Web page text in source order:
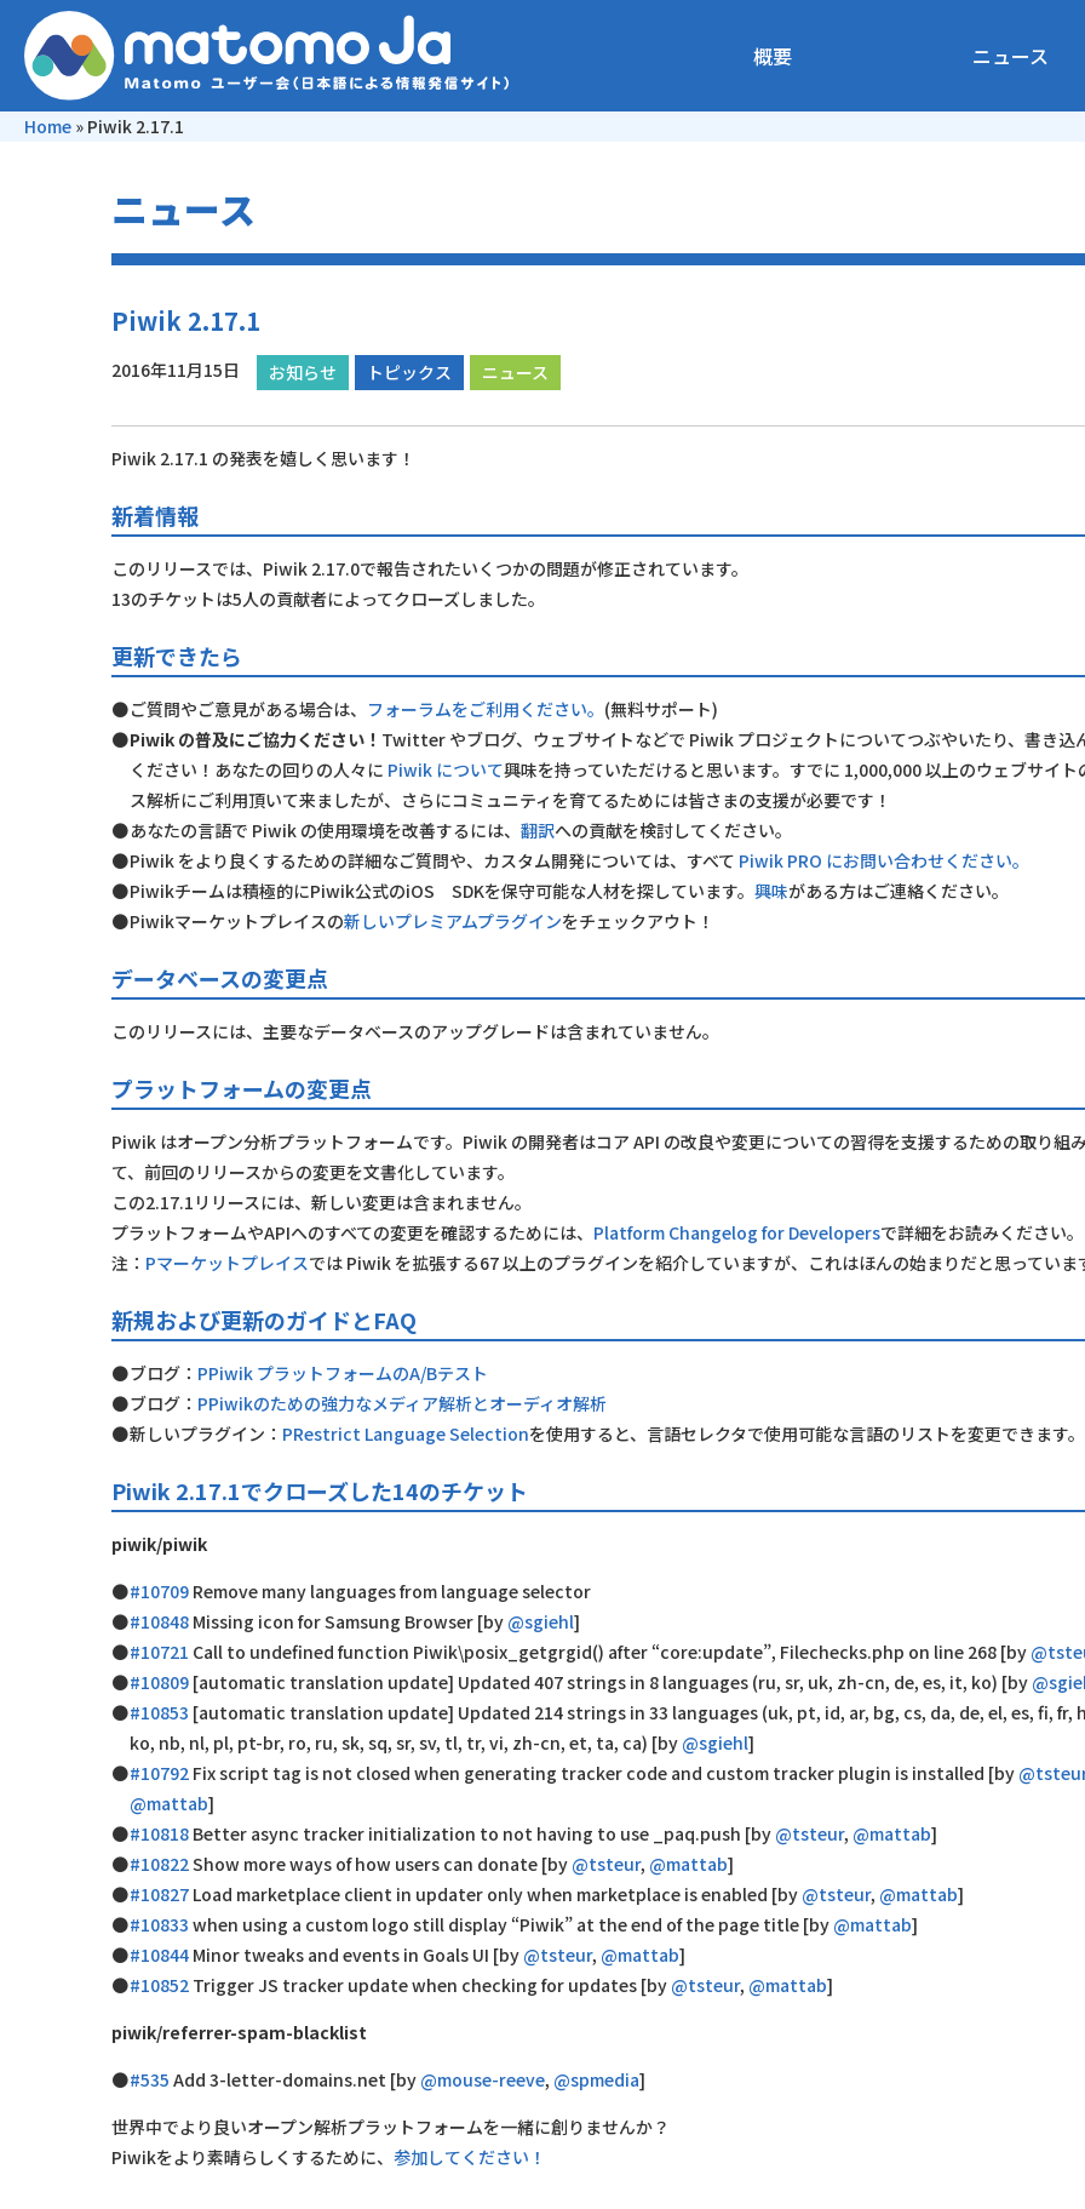
概要 ニュース
Home » Piwik 2.17.1
ニュース
Piwik 2.17.1
2016年11月15日 お知らせ トピックス ニュース
Piwik 2.17.1 の発表を嬉しく思います！
新着情報
このリリースでは、Piwik 2.17.0で報告されたいくつかの問題が修正されています。
13のチケットは5人の貢献者によってクローズしました。
更新できたら
ご質問やご意見がある場合は、 フォーラムをご利用ください。 (無料サポート)
Piwik の普及にご協力ください！ Twitter やブログ、ウェブサイトなどで Piwik プロジェクトについてつぶやいたり、書き込
ください！あなたの回りの人々に Piwik について興味を持っていただけると思います。すでに 1,000,000 以上のウェブサイト
ス解析にご利用頂いて来ましたが、さらにコミュニティを育てるためには皆さまの支援が必要です！
あなたの言語で Piwik の使用環境を改善するには、翻訳への貢献を検討してください。
Piwik をより良くするための詳細なご質問や、カスタム開発については、すべて Piwik PRO にお問い合わせください。
Piwikチームは積極的にPiwik公式のiOS SDKを保守可能な人材を探しています。興味がある方はご連絡ください。
Piwikマーケットプレイスの新しいプレミアムプラグインをチェックアウト！
データベースの変更点
このリリースには、主要なデータベースのアップグレードは含まれていません。
プラットフォームの変更点
Piwik はオープン分析プラットフォームです。Piwik の開発者はコア API の改良や変更についての習得を支援するための取り組
て、前回のリリースからの変更を文書化しています。
この2.17.1リリースには、新しい変更は含まれません。
プラットフォームやAPIへのすべての変更を確認するためには、 Platform Changelog for Developersで詳細をお読みください。
注： Pマーケットプレイスでは Piwik を拡張する67 以上のプラグインを紹介していますが、これはほんの始まりだと思っていま
新規および更新のガイドとFAQ
ブログ： PPiwik プラットフォームのA/Bテスト
ブログ： PPiwikのための強力なメディア解析とオーディオ解析
新しいプラグイン： PRestrict Language Selectionを使用すると、言語セレクタで使用可能な言語のリストを変更できます。
Piwik 2.17.1でクローズした14のチケット
piwik/piwik
#10709 Remove many languages from language selector
#10848 Missing icon for Samsung Browser [by @sgiehl]
#10721 Call to undefined function Piwik\posix_getgrgid() after “core:update”, Filechecks.php on line 268 [by
#10809 [automatic translation update] Updated 407 strings in 8 languages (ru, sr, uk, zh-cn, de, es, it, ko) [by
#10853 [automatic translation update] Updated 214 strings in 33 languages (uk, pt, id, ar, bg, cs, da, de, el, es, fi, fr,
ko, nb, nl, pl, pt-br, ro, ru, sk, sq, sr, sv, tl, tr, vi, zh-cn, et, ta, ca) [by @sgiehl]
#10792 Fix script tag is not closed when generating tracker code and custom tracker plugin is installed [by
@mattab]
#10818 Better async tracker initialization to not having to use _paq.push [by @tsteur, @mattab]
#10822Show more ways of how users can donate [by @tsteur, @mattab]
#10827 Load marketplace client in updater only when marketplace is enabled [by @tsteur, @mattab]
#10833 when using a custom logo still display “Piwik” at the end of the page title [by @mattab]
#10844 Minor tweaks and events in Goals UI [by @tsteur, @mattab]
#10852 Trigger JS tracker update when checking for updates [by @tsteur, @mattab]
piwik/referrer-spam-blacklist
#535 Add 3-letter-domains.net [by @mouse-reeve, @spmedia]
世界中でより良いオープン解析プラットフォームを一緒に創りませんか？
Piwikをより素晴らしくするために、 参加してください！